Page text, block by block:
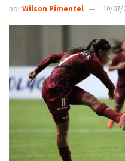
porWilson Pimentel 10/07/